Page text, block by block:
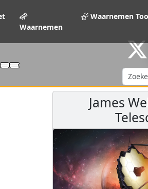
Waarnemen
Waarnemen
Zoeken
James